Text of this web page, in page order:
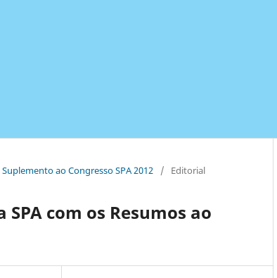
ao Congresso SPA 2012 / Editorial
com os Resumos ao